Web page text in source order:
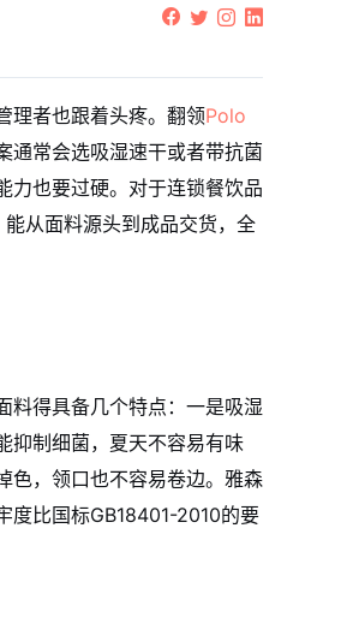
理者也跟着头疼。翻领Polo
通常会选吸湿速干或者带抗菌
力也要过硬。对于连锁餐饮品
从面料源头到成品交货，全
料得具备几个特点：一是吸湿
抑制细菌，夏天不容易有味
色，领口也不容易卷边。雅森
度比国标GB18401-2010的要